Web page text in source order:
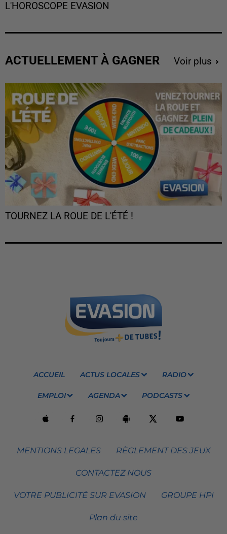
L'HOROSCOPE EVASION
ACTUELLEMENT À GAGNER Voir plus
TOURNEZ LA ROUE DE L'ÉTÉ !
ACCUEIL ACTUS LOCALES RADIO
EMPLOI AGENDA PODCASTS
MENTIONS LEGALES RÈGLEMENT DES JEUX
CONTACTEZ NOUS
VOTRE PUBLICITÉ SUR EVASION GROUPE HPI
Plan du site